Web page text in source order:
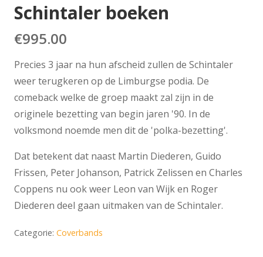
Schintaler boeken
€995.00
Precies 3 jaar na hun afscheid zullen de Schintaler
weer terugkeren op de Limburgse podia. De
comeback welke de groep maakt zal zijn in de
originele bezetting van begin jaren '90. In de
volksmond noemde men dit de 'polka-bezetting'.
Dat betekent dat naast Martin Diederen, Guido
Frissen, Peter Johanson, Patrick Zelissen en Charles
Coppens nu ook weer Leon van Wijk en Roger
Diederen deel gaan uitmaken van de Schintaler.
Categorie: Coverbands